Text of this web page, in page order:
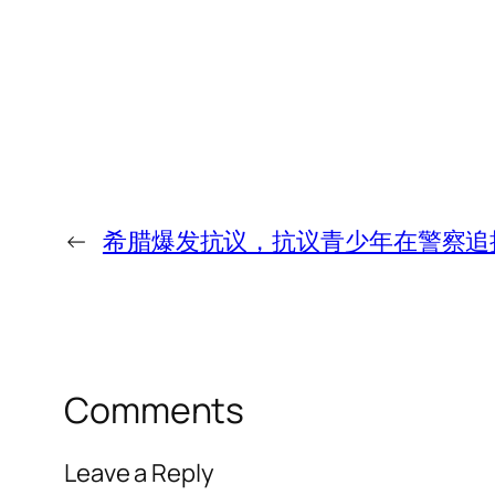
← 希腊爆发抗议，抗议青少年在警察
Comments
Leave a Reply